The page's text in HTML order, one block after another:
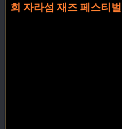
회 자라섬 재즈 페스티